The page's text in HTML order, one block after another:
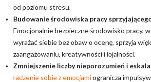
od poziomu stresu.
Budowanie środowiska pracy
Emocjonalnie bezpieczne środowisko pracy,
wyrażać siebie bez obaw o ocenę, sprzyja
zaangażowaniu, kreatywności i lojalności.
Zmniejszenie liczby nieporozumień i
radzenie sobie z emocjamiogranicza